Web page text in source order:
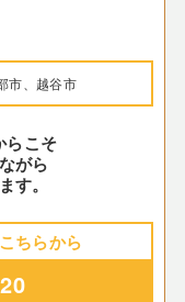
市、越谷市
らこそ
がら
す。
ちらから